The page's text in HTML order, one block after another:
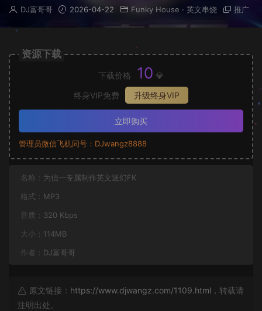
DJ富哥哥 2026-04-22 Funky House · 英文串烧 推广
资源下载
下载价格 10 💎
终身VIP免费
升级终身VIP
立即购买
管理员微信飞机同号：DJwangz8888
名称： 为信一专属制作英文迷幻FK
格式： MP3
音质： 320 Kbps
大小： 114MB
作者： DJ富哥哥
原文链接： https://www.djwangz.com/1109.html ，转载请
注明出处。